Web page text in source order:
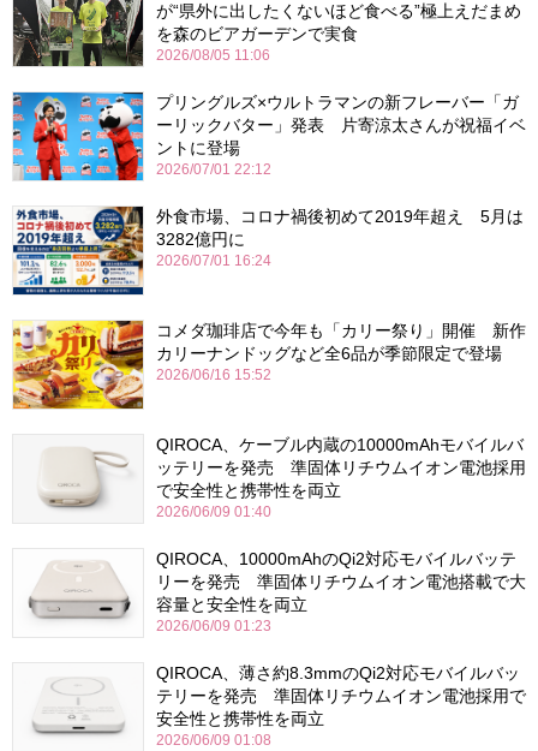
が“県外に出したくないほど食べる”極上えだまめ
を森のビアガーデンで実食
2026/08/05 11:06
プリングルズ×ウルトラマンの新フレーバー「ガ
ーリックバター」発表 片寄涼太さんが祝福イベ
ントに登場
2026/07/01 22:12
外食市場、コロナ禍後初めて2019年超え 5月は
3282億円に
2026/07/01 16:24
コメダ珈琲店で今年も「カリー祭り」開催 新作
カリーナンドッグなど全6品が季節限定で登場
2026/06/16 15:52
QIROCA、ケーブル内蔵の10000mAhモバイルバ
ッテリーを発売 準固体リチウムイオン電池採用
で安全性と携帯性を両立
2026/06/09 01:40
QIROCA、10000mAhのQi2対応モバイルバッテ
リーを発売 準固体リチウムイオン電池搭載で大
容量と安全性を両立
2026/06/09 01:23
QIROCA、薄さ約8.3mmのQi2対応モバイルバッ
テリーを発売 準固体リチウムイオン電池採用で
安全性と携帯性を両立
2026/06/09 01:08